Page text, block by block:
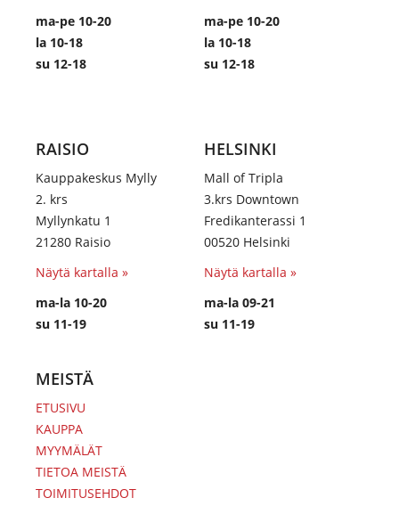
ma-pe 10-20
la 10-18
su 12-18
ma-pe 10-20
la 10-18
su 12-18
RAISIO
Kauppakeskus Mylly
2. krs
Myllynkatu 1
21280 Raisio
Näytä kartalla »
ma-la 10-20
su 11-19
HELSINKI
Mall of Tripla
3.krs Downtown
Fredikanterassi 1
00520 Helsinki
Näytä kartalla »
ma-la 09-21
su 11-19
MEISTÄ
ETUSIVU
KAUPPA
MYYMÄLÄT
TIETOA MEISTÄ
TOIMITUSEHDOT